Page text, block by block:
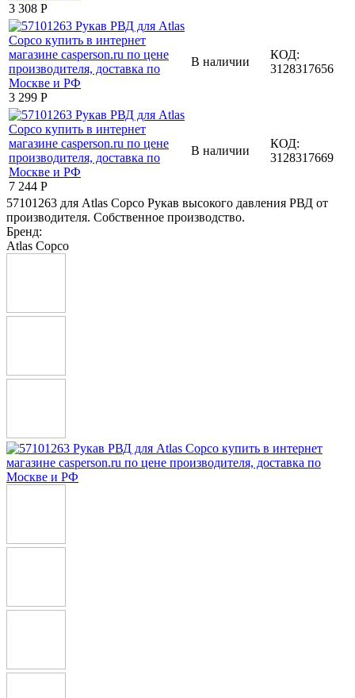
3 308 Р
3 299 Р
В наличии
КОД:
3128317656
7 244 Р
В наличии
КОД:
3128317669
57101263 для Atlas Copco Рукав высокого давления РВД от
производителя. Собственное производство.
Бренд:
Atlas Copco